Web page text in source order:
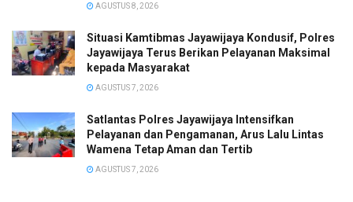
AGUSTUS 8, 2026
Situasi Kamtibmas Jayawijaya Kondusif, Polres
Jayawijaya Terus Berikan Pelayanan Maksimal
kepada Masyarakat
AGUSTUS 7, 2026
Satlantas Polres Jayawijaya Intensifkan
Pelayanan dan Pengamanan, Arus Lalu Lintas
Wamena Tetap Aman dan Tertib
AGUSTUS 7, 2026